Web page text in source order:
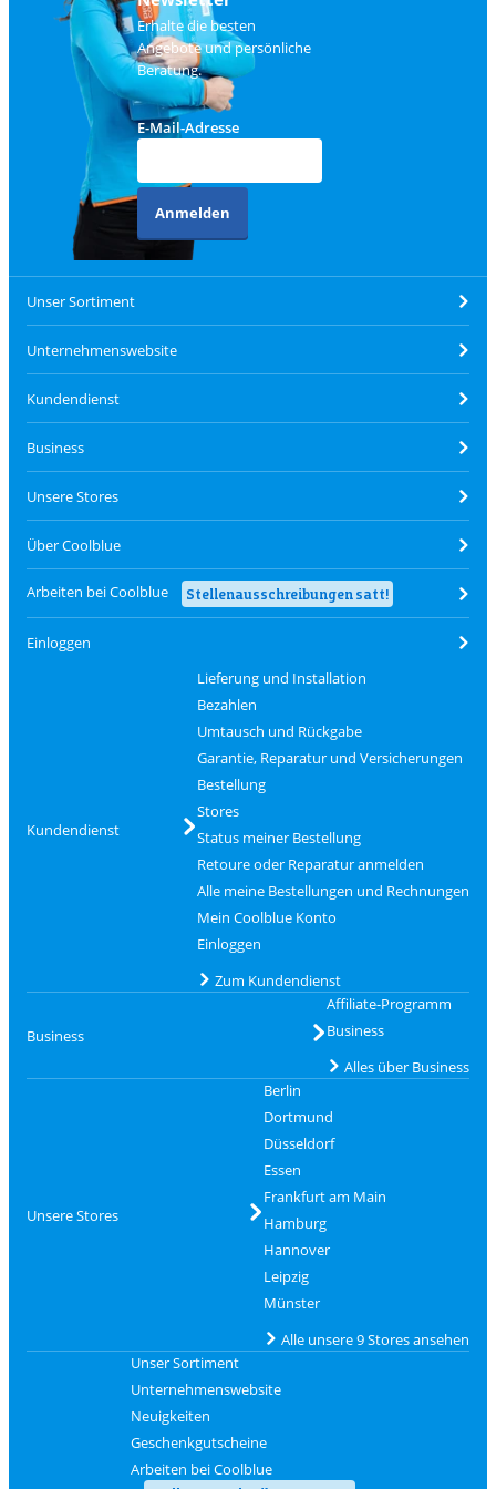
Erhalte die besten
Angebote und persönliche
Beratung.
E-Mail-Adresse
Anmelden
Unser Sortiment
Unternehmenswebsite
Kundendienst
Business
Unsere Stores
Über Coolblue
Arbeiten bei Coolblue Stellenausschreibungen satt!
Einloggen
Kundendienst
Lieferung und Installation
Bezahlen
Umtausch und Rückgabe
Garantie, Reparatur und Versicherungen
Bestellung
Stores
Status meiner Bestellung
Retoure oder Reparatur anmelden
Alle meine Bestellungen und Rechnungen
Mein Coolblue Konto
Einloggen
Zum Kundendienst
Business
Affiliate-Programm
Business
Alles über Business
Unsere Stores
Berlin
Dortmund
Düsseldorf
Essen
Frankfurt am Main
Hamburg
Hannover
Leipzig
Münster
Alle unsere 9 Stores ansehen
Unser Sortiment
Unternehmenswebsite
Neuigkeiten
Geschenkgutscheine
Arbeiten bei Coolblue